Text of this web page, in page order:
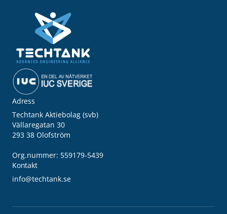
Adress
Techtank Aktiebolag (svb)
Vällaregatan 30
293 38 Olofström
Org.nummer: 559179-5439
Kontakt
info@techtank.se